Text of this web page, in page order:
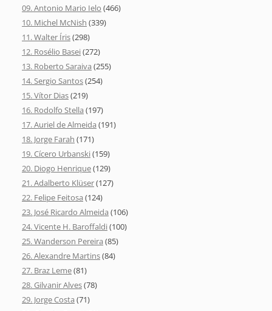
09. Antonio Mario Ielo (466)
10. Michel McNish (339)
11. Walter Íris(298)
12. Rosélio Basei(272)
13. Roberto Saraiva (255)
14. Sergio Santos(254)
15. Vítor Dias(219)
16. Rodolfo Stella (197)
17. Auriel de Almeida (191)
18. Jorge Farah (171)
19. Cícero Urbanski(159)
20. Diogo Henrique(129)
21. Adalberto Klüser(127)
22. Felipe Feitosa (124)
23. José Ricardo Almeida (106)
24. Vicente H. Baroffaldi(100)
25. Wanderson Pereira (85)
26. Alexandre Martins(84)
27. Braz Leme(81)
28. Gilvanir Alves(78)
29. Jorge Costa (71)